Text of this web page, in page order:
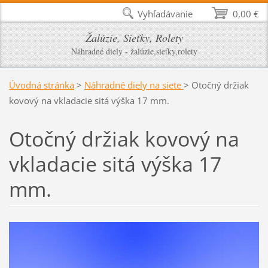
Žalúzie, Sieťky, Rolety
Náhradné diely - žalúzie,sieťky,rolety
Úvodná stránka > Náhradné diely na siete > Otočný držiak
kovový na vkladacie sitá výška 17 mm.
Otočný držiak kovový na
vkladacie sitá výška 17
mm.
0,00 €
Vyhľadávanie